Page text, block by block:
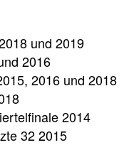
und 2019
2016
2016 und 2018
2014
32 2015